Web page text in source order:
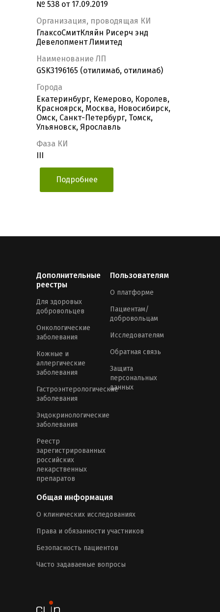
№ 538 от 17.09.2019
Организация, проводящая КИ
ГлаксоСмитКляйн Рисерч энд
Девелопмент Лимитед
Наименование ЛП
GSK3196165 (отилимаб, отилимаб)
Города
Екатеринбург, Кемерово, Королев,
Красноярск, Москва, Новосибирск,
Омск, Санкт-Петербург, Томск,
Ульяновск, Ярославль
Фаза КИ
Подробнее
Дополнительные
реестры
Для здоровых
добровольцев
Онкологические
заболевания
Кожные и
аллергические
заболевания
Гастроэнтерологические
заболевания
Эндокринологические
заболевания
Реестр
зарегистрированных
российских
лекарственных
препаратов
Пользователям
О платформе
Пациентам/
добровольцам
Исследователям
Обратная связь
Защита
персональных
данных
Общая информация
О клинических исследованиях
Права и обязанности участников
Безопасность пациентов
Часто задаваемые вопросы